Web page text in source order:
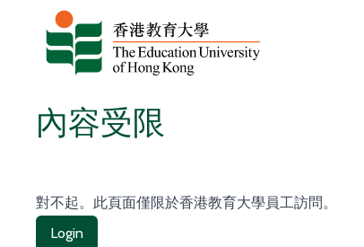
跳至主要內容
內容受限
對不起。此頁面僅限於香港教育大學員工訪問。
Login